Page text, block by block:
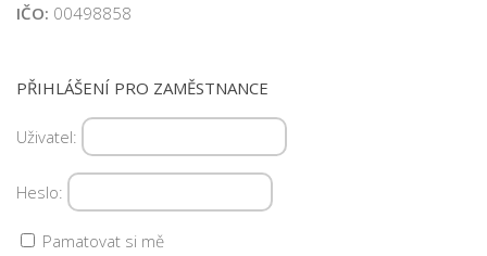
IČO: 00498858
PŘIHLÁŠENÍ PRO ZAMĚSTNANCE
Uživatel:
Heslo:
Pamatovat si mě